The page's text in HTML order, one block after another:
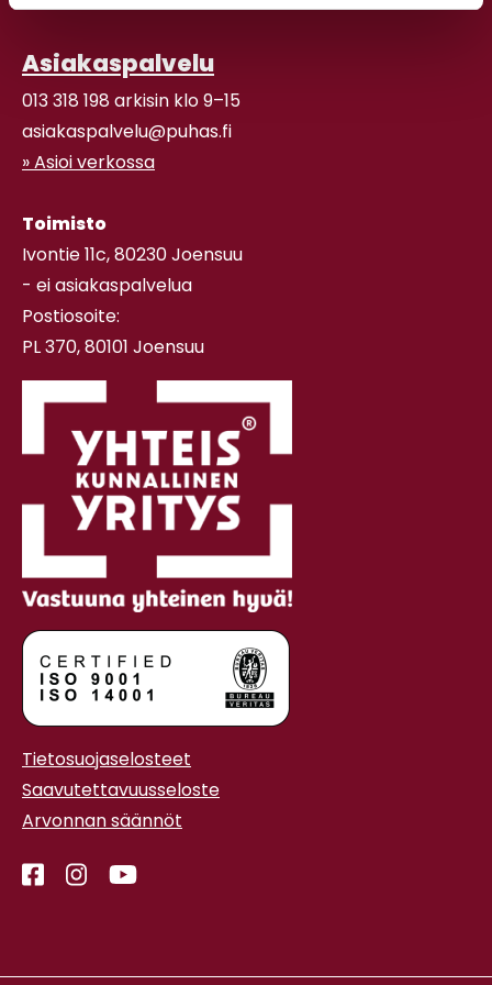
Asiakaspalvelu
013 318 198 arkisin klo 9–15
asiakaspalvelu@puhas.fi
» Asioi verkossa
Toimisto
Ivontie 11c, 80230 Joensuu
- ei asiakaspalvelua
Postiosoite:
PL 370, 80101 Joensuu
Tietosuojaselosteet
Saavutettavuusseloste
Arvonnan säännöt